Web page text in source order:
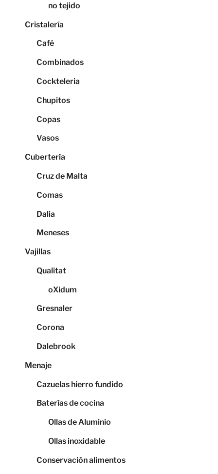
no tejido
Cristalería
Café
Combinados
Cockteleria
Chupitos
Copas
Vasos
Cubertería
Cruz de Malta
Comas
Dalia
Meneses
Vajillas
Qualitat
oXidum
Gresnaler
Corona
Dalebrook
Menaje
Cazuelas hierro fundido
Baterías de cocina
Ollas de Aluminio
Ollas inoxidable
Conservación alimentos